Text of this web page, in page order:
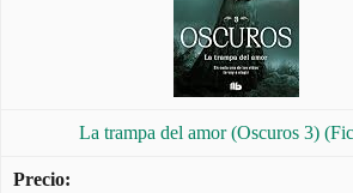
La trampa del amor (Oscuros 3)